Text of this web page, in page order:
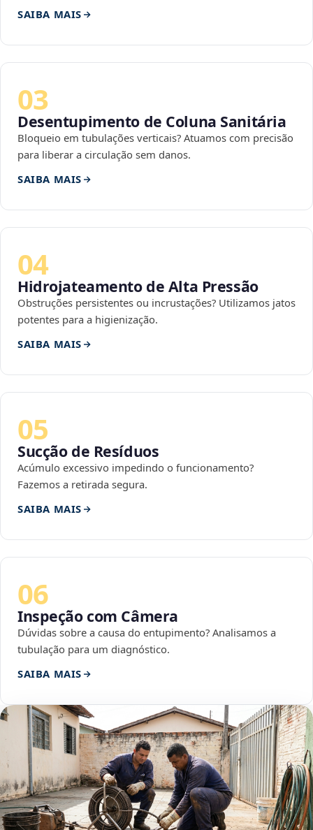
SAIBA MAIS
03
Desentupimento de Coluna Sanitária
Bloqueio em tubulações verticais? Atuamos com precisão
para liberar a circulação sem danos.
SAIBA MAIS
04
Hidrojateamento de Alta Pressão
Obstruções persistentes ou incrustações? Utilizamos jatos
potentes para a higienização.
SAIBA MAIS
05
Sucção de Resíduos
Acúmulo excessivo impedindo o funcionamento?
Fazemos a retirada segura.
SAIBA MAIS
06
Inspeção com Câmera
Dúvidas sobre a causa do entupimento? Analisamos a
tubulação para um diagnóstico.
SAIBA MAIS